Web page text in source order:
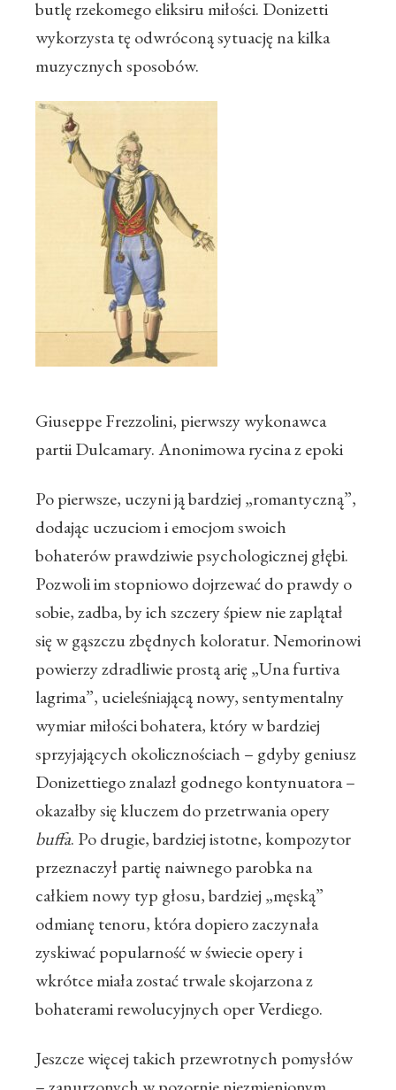
butlę rzekomego eliksiru miłości. Donizetti
wykorzysta tę odwróconą sytuację na kilka
muzycznych sposobów.
Giuseppe Frezzolini, pierwszy wykonawca
partii Dulcamary. Anonimowa rycina z epoki
Po pierwsze, uczyni ją bardziej „romantyczną”,
dodając uczuciom i emocjom swoich
bohaterów prawdziwie psychologicznej głębi.
Pozwoli im stopniowo dojrzewać do prawdy o
sobie, zadba, by ich szczery śpiew nie zaplątał
się w gąszczu zbędnych koloratur. Nemorinowi
powierzy zdradliwie prostą arię „Una furtiva
lagrima”, ucieleśniającą nowy, sentymentalny
wymiar miłości bohatera, który w bardziej
sprzyjających okolicznościach – gdyby geniusz
Donizettiego znalazł godnego kontynuatora –
okazałby się kluczem do przetrwania opery
buffa. Po drugie, bardziej istotne, kompozytor
przeznaczył partię naiwnego parobka na
całkiem nowy typ głosu, bardziej „męską”
odmianę tenoru, która dopiero zaczynała
zyskiwać popularność w świecie opery i
wkrótce miała zostać trwale skojarzona z
bohaterami rewolucyjnych oper Verdiego.
Jeszcze więcej takich przewrotnych pomysłów